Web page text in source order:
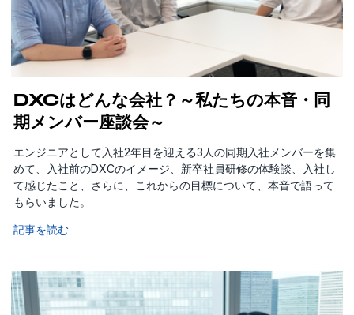
DXCはどんな会社？～私たちの本音・同
期メンバー座談会～
エンジニアとして入社2年目を迎える3人の同期入社メンバーを集
めて、入社前のDXCのイメージ、新卒社員研修の体験談、入社し
て感じたこと、さらに、これからの目標について、本音で語って
もらいました。
記事を読む